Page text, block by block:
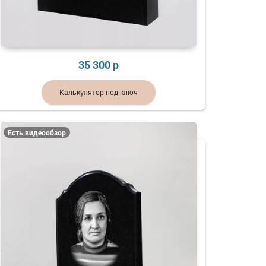
35 300 р
Калькулятор под ключ
Есть видеообзор